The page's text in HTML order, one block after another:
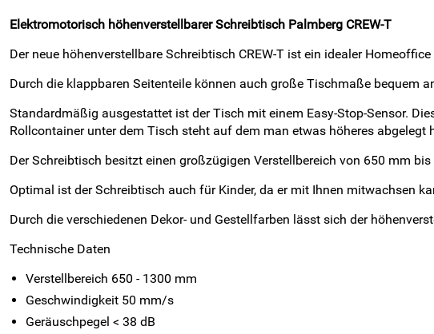
Elektromotorisch höhenverstellbarer Schreibtisch Palmberg CREW-T
Der neue höhenverstellbare Schreibtisch CREW-T ist ein idealer
Durch die klappbaren Seitenteile können auch große Tischmaße bequem
Standardmäßig ausgestattet ist der Tisch mit einem Easy-Stop-Sensor.
Rollcontainer unter dem Tisch steht auf dem man etwas höheres
Der Schreibtisch besitzt einen großzügigen Verstellbereich von 650 mm
Optimal ist der Schreibtisch auch für Kinder, da er mit Ihnen mitwachsen
Durch die verschiedenen Dekor- und Gestellfarben lässt sich der
Technische Daten
Verstellbereich 650 - 1300 mm
Geschwindigkeit 50 mm/s
Geräuschpegel < 38 dB